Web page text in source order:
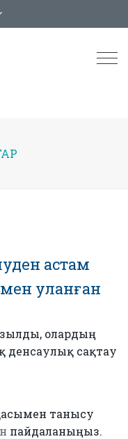
астам
уланған
олардың
денсаулық сақтау
танысу
пайдаланыңыз.